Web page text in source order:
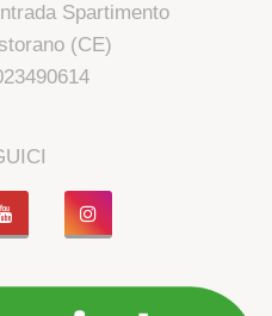
Spartimento
(CE)